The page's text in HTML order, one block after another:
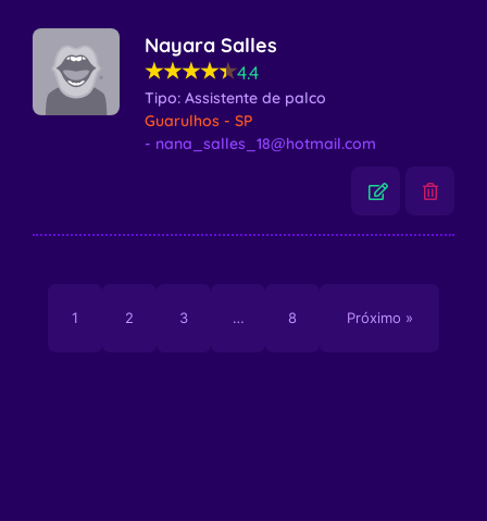
Nayara Salles
★★★★★
★★★★★4.4
Tipo: Assistente de palco
Guarulhos - SP
- nana_salles_18@hotmail.com
1 2 3 … 8 Próximo »